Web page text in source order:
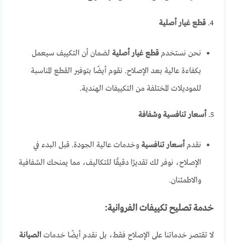
4. قطع غيار أصلية
نحن نستخدمقطع غيار أصلية لضمان أن التكييف سيعمل
بكفاءة عالية بعد الإصلاح. نقوم أيضًا بتوفير القطع المناسبة
للموديلات المختلفة من التكييفات الهندية.
5. أسعار تنافسية وشفافة
نقدمأسعار تنافسية وخدمات عالية الجودة. قبل البدء في
الإصلاح، نوفر لك تقديرًا دقيقًا للتكاليف، مما يمنحك الشفافية
والاطمئنان.
خدمة تصليح تكييفات الفروانية:
لا تقتصر خدماتنا على الإصلاح فقط، بل نقدم أيضًا خدماتالصيانة